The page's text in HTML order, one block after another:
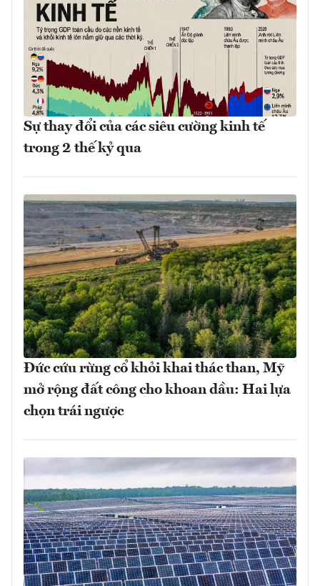
Sự thay đổi của các siêu cường kinh tế
trong 2 thế kỷ qua
Đức cứu rừng cổ khỏi khai thác than, Mỹ
mở rộng đất công cho khoan dầu: Hai lựa
chọn trái ngược